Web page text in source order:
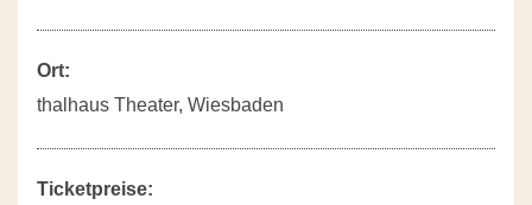
Ort:
thalhaus Theater, Wiesbaden
Ticketpreise: